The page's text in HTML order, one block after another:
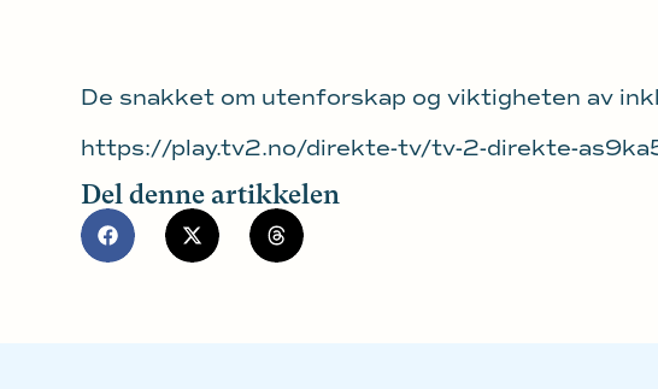
De snakket om utenforskap og viktigheten av
https://play.tv2.no/direkte-tv/tv-2-direkte-
Del denne artikkelen